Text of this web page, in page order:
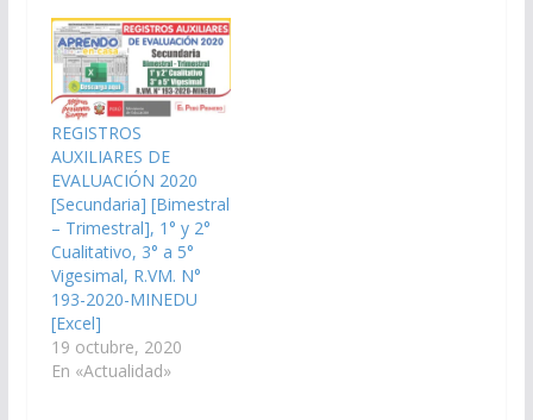
REGISTROS
AUXILIARES DE
EVALUACIÓN 2020
[Secundaria] [Bimestral
– Trimestral], 1° y 2°
Cualitativo, 3° a 5°
Vigesimal, R.VM. N°
193-2020-MINEDU
[Excel]
19 octubre, 2020
En «Actualidad»